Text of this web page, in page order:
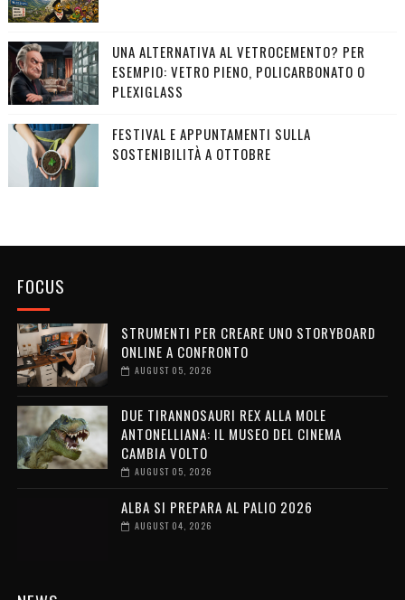
UNA ALTERNATIVA AL VETROCEMENTO? PER
ESEMPIO: VETRO PIENO, POLICARBONATO O
PLEXIGLASS
FESTIVAL E APPUNTAMENTI SULLA
SOSTENIBILITÀ A OTTOBRE
FOCUS
STRUMENTI PER CREARE UNO STORYBOARD
ONLINE A CONFRONTO
AUGUST 05, 2026
DUE TIRANNOSAURI REX ALLA MOLE
ANTONELLIANA: IL MUSEO DEL CINEMA
CAMBIA VOLTO
AUGUST 05, 2026
ALBA SI PREPARA AL PALIO 2026
AUGUST 04, 2026